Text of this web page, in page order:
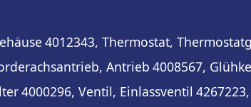
4012343, Thermostat,
Antrieb 4008567,
4000296, Ventil, Einlassventil